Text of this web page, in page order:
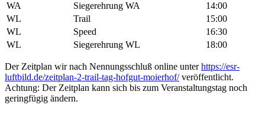
WA
Siegerehrung WA
14:00
WL
Trail
15:00
WL
Speed
16:30
WL
Siegerehrung WL 18:00
Der Zeitplan wir nach Nennungsschluß online unterhttps://esr-
luftbild.de/zeitplan-2-trail-tag-hofgut-moierhof/veröffentlicht.
Achtung: Der Zeitplan kann sich bis zum Veranstaltungstag noch
geringfügig ändern.